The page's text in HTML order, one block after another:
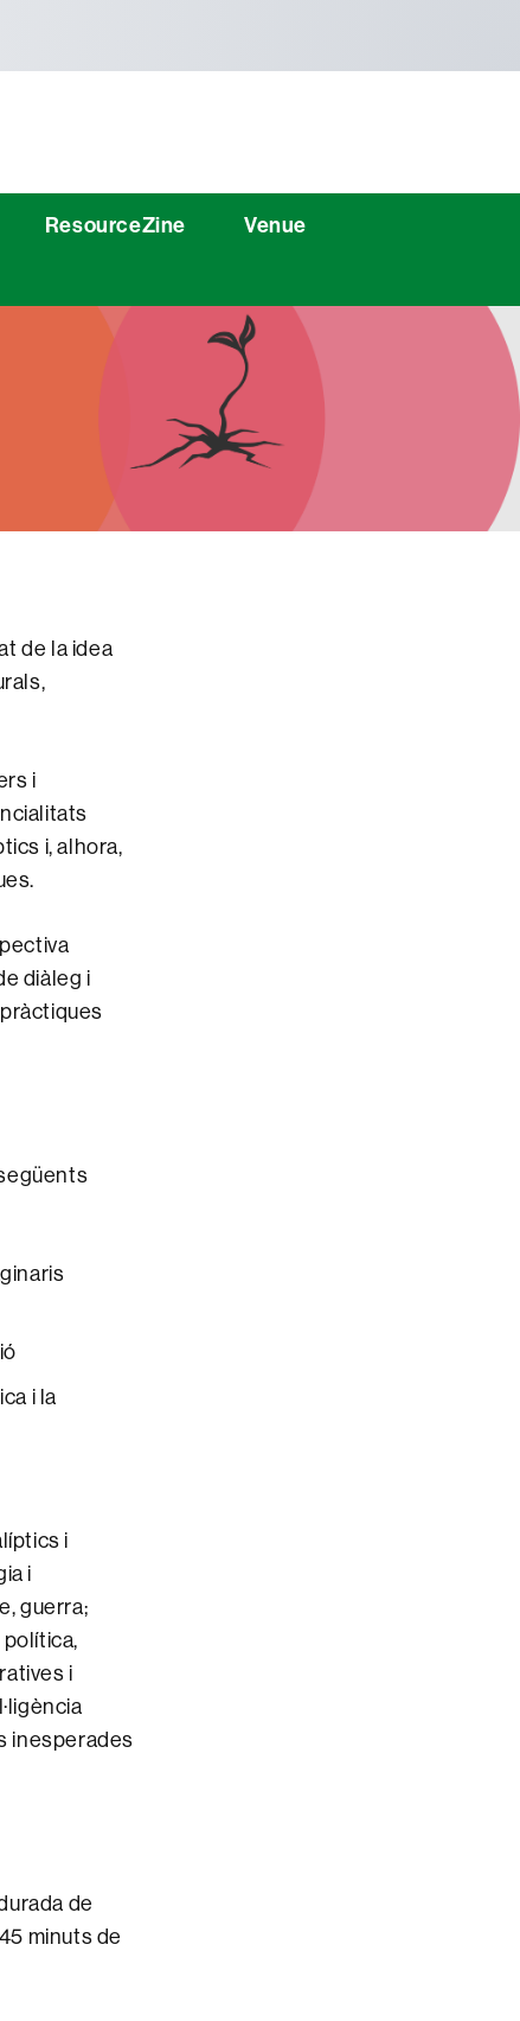
ResourceZine
Venue
de la idea
i
i, alhora,
diàleg i
i la
i
i
guerra;
i
inesperades
de
minuts de